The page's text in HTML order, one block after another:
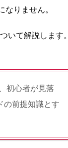
りません。
いて解説します。
初心者が見落
の前提知識とす